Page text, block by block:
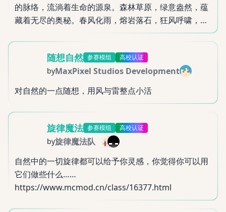
的脉络，流淌着生命的源泉。森林草原，绿意盎然，蕴
藏着无尽的奥秘。春风化雨，熔岩落石，狂风呼啸，大
雪纷飞，无时无刻不展现着自然的魔法。动物嬉戏，草
随想自然 参赛模组 高校认证
byMaxPixel Studios Development
对自然的一点随想，用风与雷整点小活
旋律魔法 参赛模组 高校认证
by旋律魔法队
自然中的一切旋律都可以给予你灵感，你觉得你可以用
它们做些什么……
https://www.mcmod.cn/class/16377.html